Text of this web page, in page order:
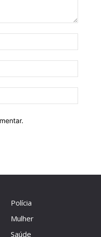
mail:
Polícia
Mulher
Saúde